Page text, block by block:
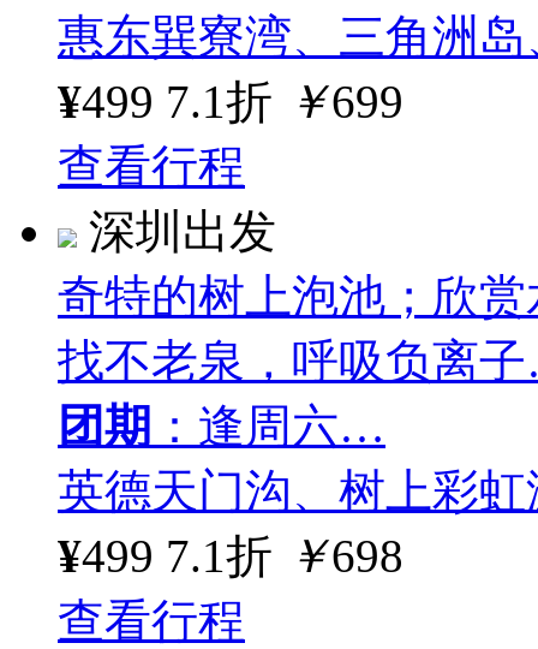
惠东巽寮湾、三角洲
¥499 7.1折 ￥699
查看行程
深圳出发
奇特的树上泡池；欣
找不老泉，呼吸负离
团期 ：逢周六…
英德天门沟、树上彩
¥499 7.1折 ￥698
查看行程